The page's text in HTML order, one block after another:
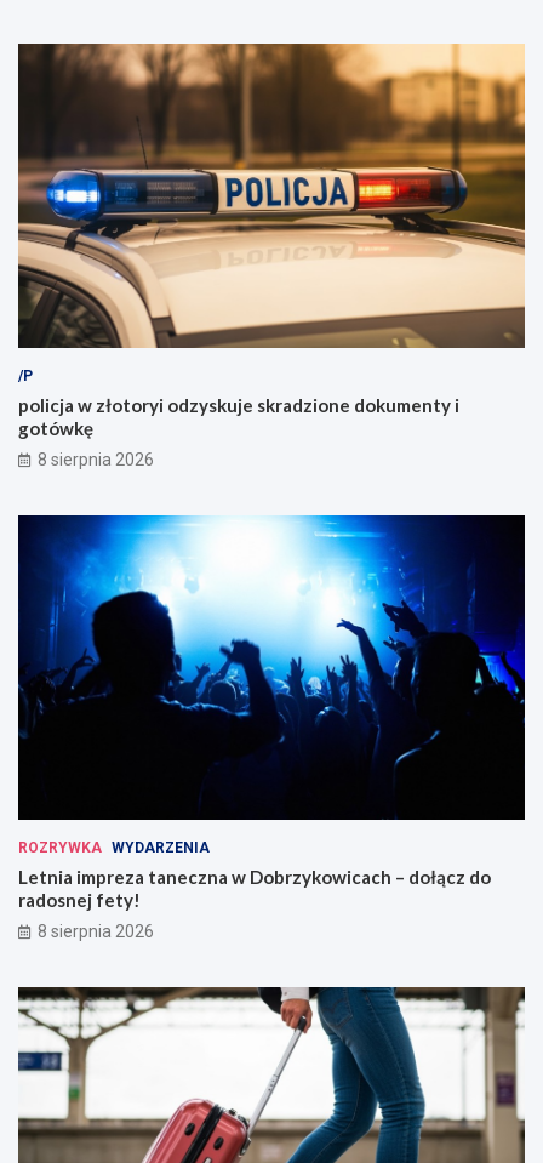
/P
policja w złotoryi odzyskuje skradzione dokumenty i
gotówkę
8 sierpnia 2026
ROZRYWKA WYDARZENIA
Letnia impreza taneczna w Dobrzykowicach – dołącz do
radosnej fety!
8 sierpnia 2026